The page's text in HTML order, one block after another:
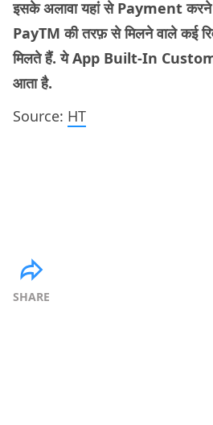
इसके अलावा यहां से Payment
PayTM की तरफ़ से मिलने वाले कई
मिलते हैं. ये App Built-In
आता है.
Source: HT
SHARE